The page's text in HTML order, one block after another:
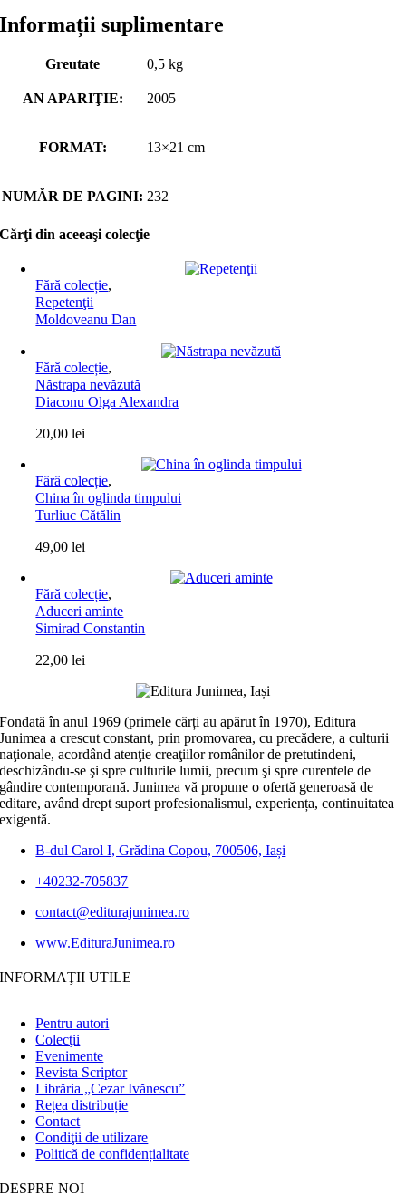
Informații suplimentare
Greutate 0,5 kg
AN APARIŢIE: 2005
FORMAT: 13×21 cm
NUMĂR DE PAGINI: 232
Cărţi din aceeaşi colecţie
Fără colecție,
Repetenţii
Moldoveanu Dan
Fără colecție,
Năstrapa nevăzută
Diaconu Olga Alexandra
20,00lei
Fără colecție,
China în oglinda timpului
Turliuc Cătălin
49,00lei
Fără colecție,
Aduceri aminte
Simirad Constantin
22,00lei
Fondată în anul 1969 (primele cărți au apărut în 1970), Editura
Junimea a crescut constant, prin promovarea, cu precădere, a culturii
naţionale, acordând atenţie creaţiilor românilor de pretutindeni,
deschizându-se şi spre culturile lumii, precum şi spre curentele de
gândire contemporană. Junimea vă propune o ofertă generoasă de
editare, având drept suport profesionalismul, experiența, continuitatea
exigentă.
B-dul Carol I, Grădina Copou, 700506, Iași
+40232-705837
contact@editurajunimea.ro
www.EdituraJunimea.ro
INFORMAŢII UTILE
Pentru autori
Colecţii
Evenimente
Revista Scriptor
Librăria „Cezar Ivănescu”
Rețea distribuție
Contact
Condiţii de utilizare
Politică de confidențialitate
DESPRE NOI